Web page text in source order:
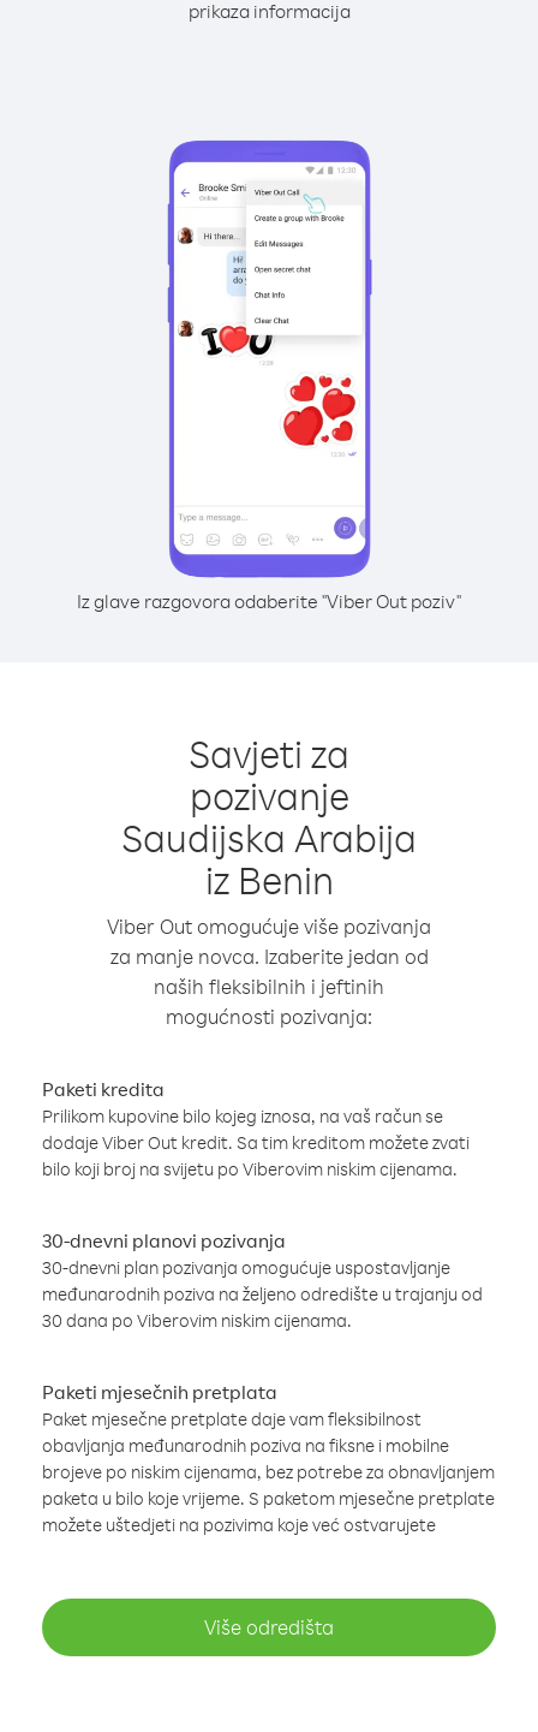
prikaza informacija
Iz glave razgovora odaberite "Viber Out poziv"
Savjeti za
pozivanje
Saudijska Arabija
iz Benin
Viber Out omogućuje više pozivanja
za manje novca. Izaberite jedan od
naših fleksibilnih i jeftinih
mogućnosti pozivanja:
Paketi kredita
Prilikom kupovine bilo kojeg iznosa, na vaš račun se
dodaje Viber Out kredit. Sa tim kreditom možete zvati
bilo koji broj na svijetu po Viberovim niskim cijenama.
30-dnevni planovi pozivanja
30-dnevni plan pozivanja omogućuje uspostavljanje
međunarodnih poziva na željeno odredište u trajanju od
30 dana po Viberovim niskim cijenama.
Paketi mjesečnih pretplata
Paket mjesečne pretplate daje vam fleksibilnost
obavljanja međunarodnih poziva na fiksne i mobilne
brojeve po niskim cijenama, bez potrebe za obnavljanjem
paketa u bilo koje vrijeme. S paketom mjesečne pretplate
možete uštedjeti na pozivima koje već ostvarujete
Više odredišta